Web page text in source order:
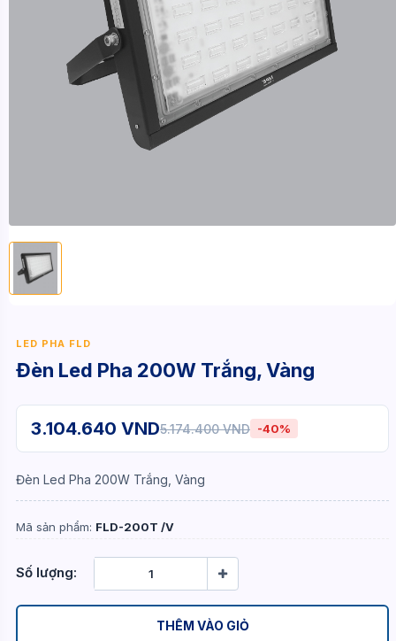
LED PHA FLD
Đèn Led Pha 200W Trắng, Vàng
3.104.640 VND5.174.400 VND -40%
Đèn Led Pha 200W Trắng, Vàng
Mã sản phẩm: FLD-200T /V
Số lượng:
THÊM VÀO GIỎ